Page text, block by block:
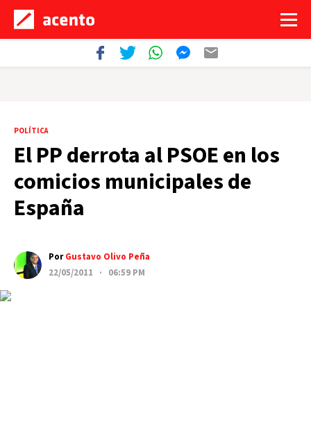
POLÍTICA
El PP derrota al PSOE en los
comicios municipales de
España
PorGustavo Olivo Peña
22/05/2011 · 06:59 PM